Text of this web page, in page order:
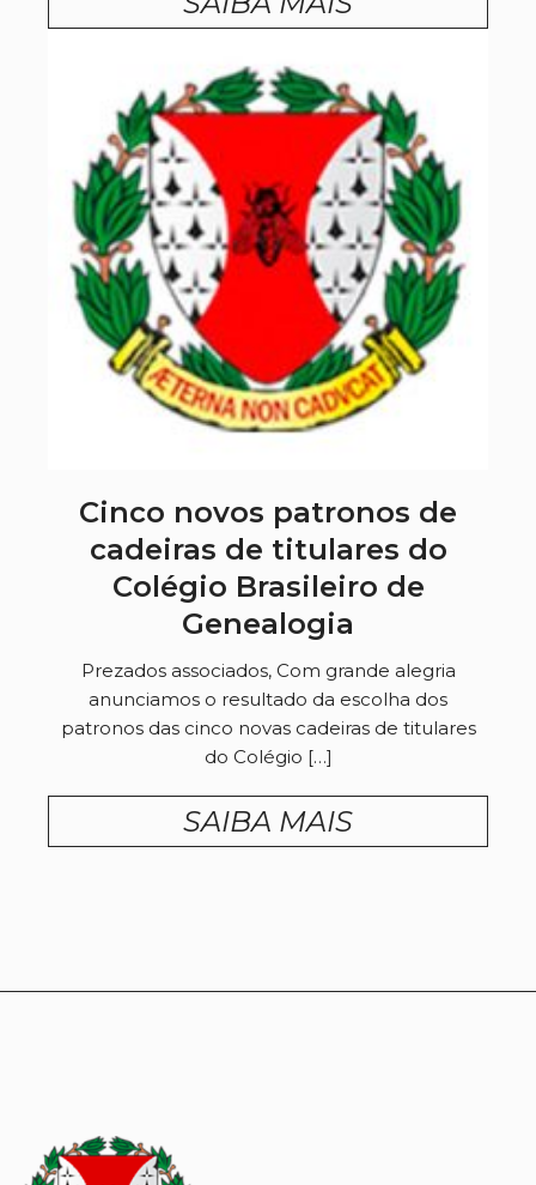
Cinco novos patronos de
cadeiras de titulares do
Colégio Brasileiro de
Genealogia
Prezados associados, Com grande alegria
anunciamos o resultado da escolha dos
patronos das cinco novas cadeiras de titulares
do Colégio […]
SAIBA MAIS